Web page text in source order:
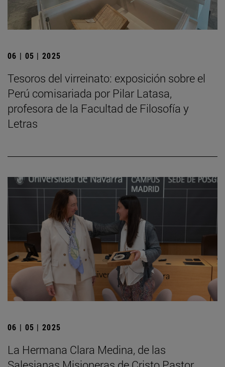
06 | 05 | 2025
Tesoros del virreinato: exposición sobre el
Perú comisariada por Pilar Latasa,
profesora de la Facultad de Filosofía y
Letras
06 | 05 | 2025
La Hermana Clara Medina, de las